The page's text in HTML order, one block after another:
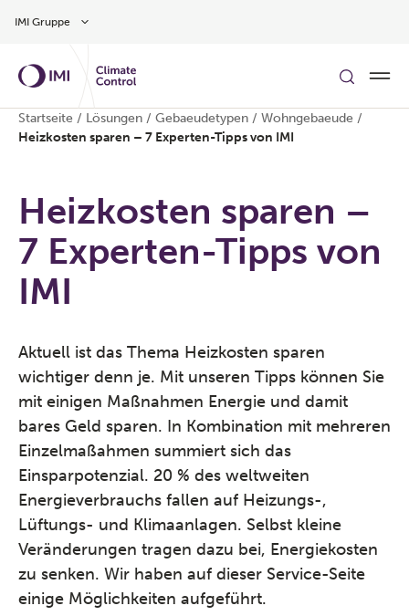
IMI Gruppe
Startseite / Lösungen / Gebaeudetypen / Wohngebaeude /
Heizkosten sparen – 7 Experten-Tipps von IMI
Heizkosten sparen –
7 Experten-Tipps von
IMI
Aktuell ist das Thema Heizkosten sparen
wichtiger denn je. Mit unseren Tipps können Sie
mit einigen Maßnahmen Energie und damit
bares Geld sparen. In Kombination mit mehreren
Einzelmaßahmen summiert sich das
Einsparpotenzial. 20 % des weltweiten
Energieverbrauchs fallen auf Heizungs-,
Lüftungs- und Klimaanlagen. Selbst kleine
Veränderungen tragen dazu bei, Energiekosten
zu senken. Wir haben auf dieser Service-Seite
einige Möglichkeiten aufgeführt.